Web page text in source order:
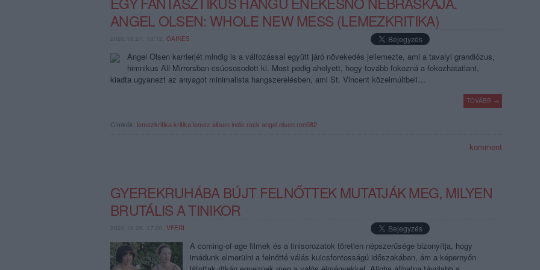
ANGEL OLSEN: WHOLE NEW MESS (LEMEZKRITIKA)
2020.10.27. 10:12, GAINES
Angel Olsen karrierjét mindig is a változással együtt járó növekedés jellemezte, ami a tavalyi grandiózus,
himnikus All Mirrorsban csúcsosodott ki. Most pedig ahelyett, hogy tovább fokozná a fokozhatatlant,
kiadta ugyanezt az anyagot minimalista hangszerelésben, ami St. Vincent közelmúltbeli…
TOVÁBB →
Címkék: lemezkritika kritika lemez album indie rock angel olsen rec082
komment
GYEREKRUHÁBA BÚJT FELNŐTTEK MUTATJÁK MEG, MILYEN
BRUTÁLIS A TINIKOR
2020.10.26. 17:00, VFERI
A coming-of-age filmek és a tinisorozatok töretlen népszerűsége bizonyítja, hogy
imádunk elmerülni a felnőtté válás kulcsfontosságú időszakában, ám a képernyőn